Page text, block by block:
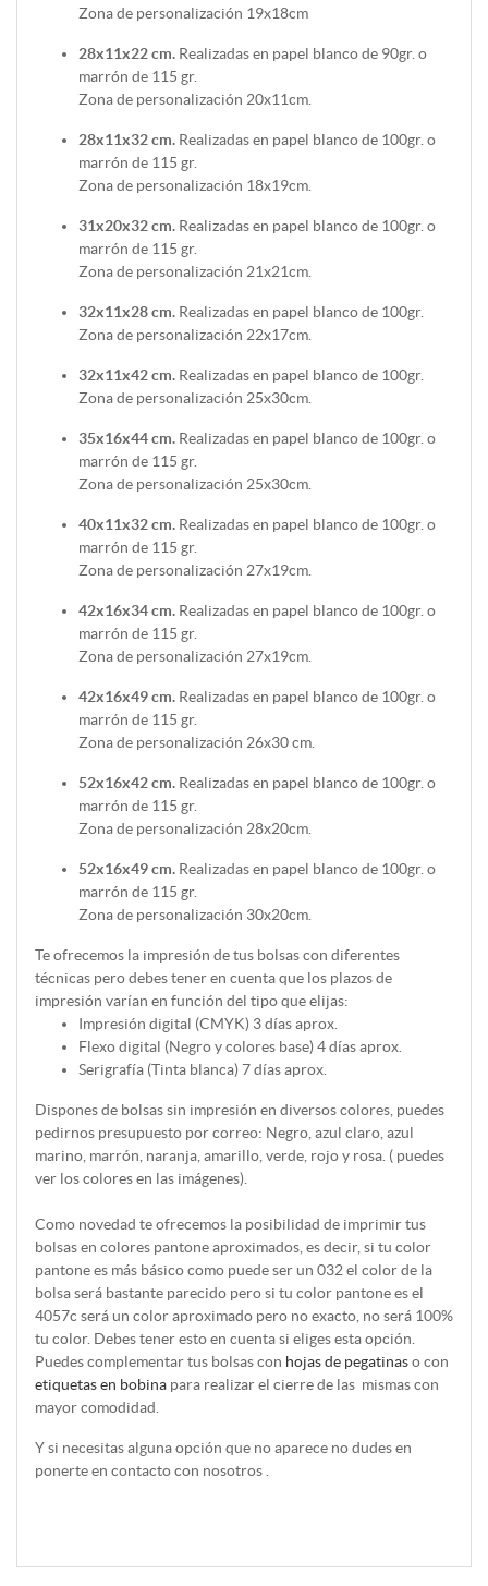
Zona de personalización 19x18cm
28x11x22 cm. Realizadas en papel blanco de 90gr. o
marrón de 115 gr.
Zona de personalización 20x11cm.
28x11x32 cm. Realizadas en papel blanco de 100gr. o
marrón de 115 gr.
Zona de personalización 18x19cm.
31x20x32 cm. Realizadas en papel blanco de 100gr. o
marrón de 115 gr.
Zona de personalización 21x21cm.
32x11x28 cm. Realizadas en papel blanco de 100gr.
Zona de personalización 22x17cm.
32x11x42 cm. Realizadas en papel blanco de 100gr.
Zona de personalización 25x30cm.
35x16x44 cm. Realizadas en papel blanco de 100gr. o
marrón de 115 gr.
Zona de personalización 25x30cm.
40x11x32 cm. Realizadas en papel blanco de 100gr. o
marrón de 115 gr.
Zona de personalización 27x19cm.
42x16x34 cm. Realizadas en papel blanco de 100gr. o
marrón de 115 gr.
Zona de personalización 27x19cm.
42x16x49 cm. Realizadas en papel blanco de 100gr. o
marrón de 115 gr.
Zona de personalización 26x30 cm.
52x16x42 cm. Realizadas en papel blanco de 100gr. o
marrón de 115 gr.
Zona de personalización 28x20cm.
52x16x49 cm. Realizadas en papel blanco de 100gr. o
marrón de 115 gr.
Zona de personalización 30x20cm.
Te ofrecemos la impresión de tus bolsas con diferentes
técnicas pero debes tener en cuenta que los plazos de
impresión varían en función del tipo que elijas:
Impresión digital (CMYK) 3 días aprox.
Flexo digital (Negro y colores base) 4 días aprox.
Serigrafía (Tinta blanca) 7 días aprox.
Dispones de bolsas sin impresión en diversos colores, puedes
pedirnos presupuesto por correo: Negro, azul claro, azul
marino, marrón, naranja, amarillo, verde, rojo y rosa. ( puedes
ver los colores en las imágenes).
Como novedad te ofrecemos la posibilidad de imprimir tus
bolsas en colores pantone aproximados, es decir, si tu color
pantone es más básico como puede ser un 032 el color de la
bolsa será bastante parecido pero si tu color pantone es el
4057c será un color aproximado pero no exacto, no será 100%
tu color. Debes tener esto en cuenta si eliges esta opción.
Puedes complementar tus bolsas con hojas de pegatinaso con
etiquetas en bobina para realizar el cierre de las mismas con
mayor comodidad.
Y si necesitas alguna opción que no aparece no dudes en
ponerte en contacto con nosotros .